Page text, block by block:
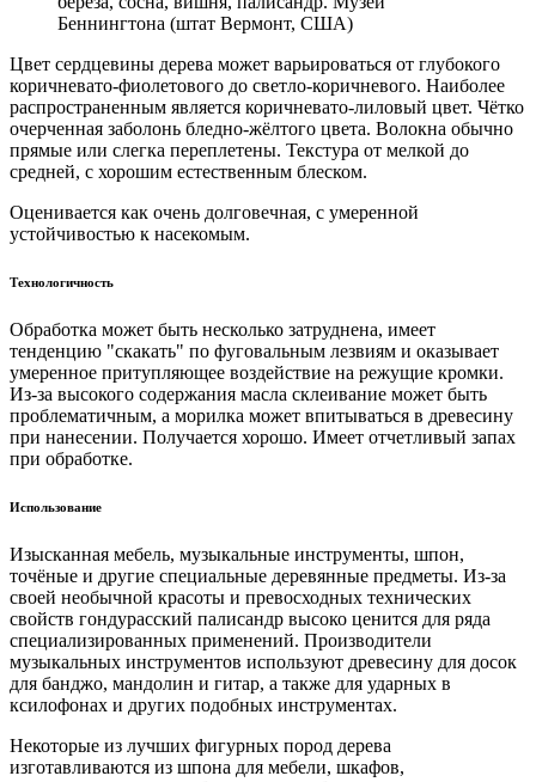
Беннингтона (штат Вермонт, США)
Цвет сердцевины дерева может варьироваться от глубокого
коричневато-фиолетового до светло-коричневого. Наиболее
распространенным является коричневато-лиловый цвет. Чётко
очерченная заболонь бледно-жёлтого цвета. Волокна обычно
прямые или слегка переплетены. Текстура от мелкой до
средней, с хорошим естественным блеском.
Оценивается как очень долговечная, с умеренной
устойчивостью к насекомым.
Технологичность
Обработка может быть несколько затруднена, имеет
тенденцию "скакать" по фуговальным лезвиям и оказывает
умеренное притупляющее воздействие на режущие кромки.
Из-за высокого содержания масла склеивание может быть
проблематичным, а морилка может впитываться в древесину
при нанесении. Получается хорошо. Имеет отчетливый запах
при обработке.
Использование
Изысканная мебель, музыкальные инструменты, шпон,
точёные и другие специальные деревянные предметы. Из-за
своей необычной красоты и превосходных технических
свойств гондурасский палисандр высоко ценится для ряда
специализированных применений. Производители
музыкальных инструментов используют древесину для досок
для банджо, мандолин и гитар, а также для ударных в
ксилофонах и других подобных инструментах.
Некоторые из лучших фигурных пород дерева
изготавливаются из шпона для мебели, шкафов,